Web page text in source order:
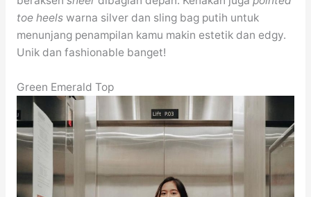
toe heelswarna silver dan sling bag putih untuk
menunjang penampilan kamu makin estetik dan edgy.
Unik dan fashionable banget!
Green Emerald Top